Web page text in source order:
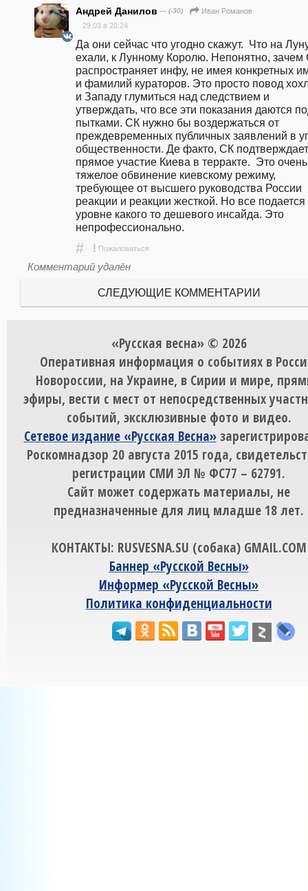
Андрей Данилов — (-30)
Иван Романов
29.03 в 20:24
Да они сейчас что угодно скажут.  Что на
ехали, к Лунному Королю. Непонятно, зачем
распространяет инфу, не имея конкретных
и фамилий кураторов. Это просто повод
и Западу глумиться над следствием и
утверждать, что все эти показания даются
пытками. СК нужно бы воздержаться от
преждевременных публичных заявлений в
общественности. Де факто, СК подтверждает
прямое участие Киева в терракте.  Это очень
тяжелое обвинение киевскому режиму,
требующее от высшего руководства России
реакции и реакции жесткой. Но все подается
уровне какого то дешевого инсайда. Это
непрофессионально.
# ! Пожаловаться
Комментарий удалён
СЛЕДУЮЩИЕ КОММЕНТАРИИ
«Русская весна» © 2026
Оперативная информация о событиях в
Новороссии, на Украине, в Сирии и мире,
эфиры, вести с мест от непосредственных
событий, эксклюзивные фото и видео.
Сетевое издание «Русская Весна»
Роскомнадзор 20 августа 2015 года,
регистрации СМИ ЭЛ № ФС77 – 62791.
Сайт может содержать материалы, не
предназначенные для лиц младше 18 лет.
КОНТАКТЫ: RUSVESNA.SU (собака) GMAIL.COM
Баннер «Русской Весны»
Информер «Русской Весны»
Политика конфиденциальности